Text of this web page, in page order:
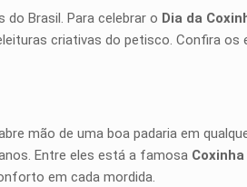
Brasil. Para celebrar o Dia da
criativas do petisco. Confira os
mão de uma boa padaria em
Entre eles está a famosa
em cada mordida.